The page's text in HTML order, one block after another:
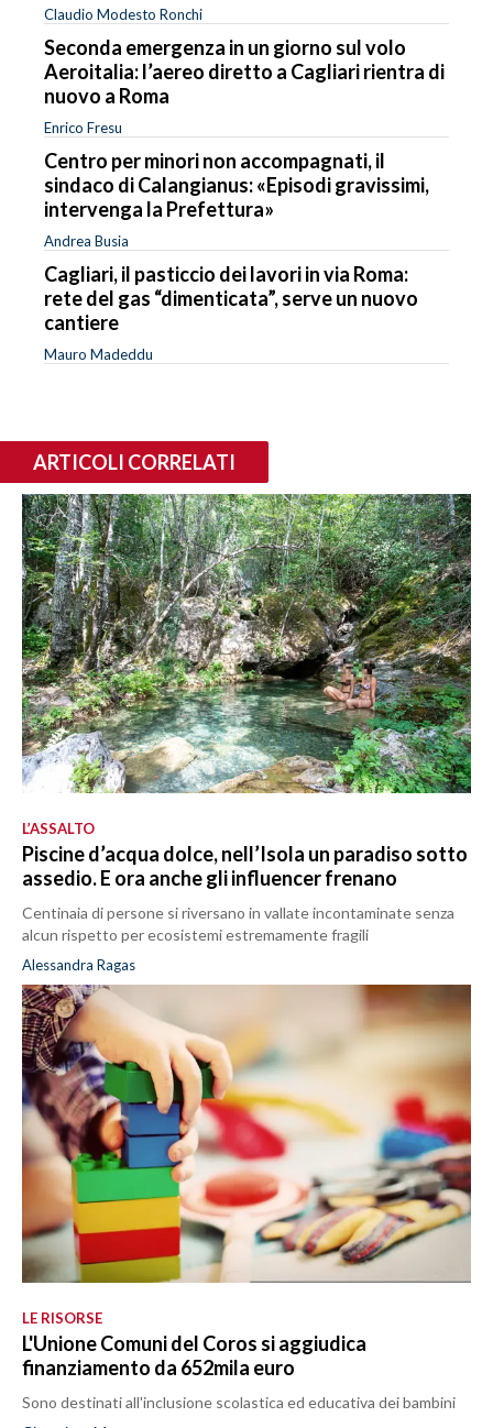
Claudio Modesto Ronchi
Seconda emergenza in un giorno sul volo
Aeroitalia: l’aereo diretto a Cagliari rientra di
nuovo a Roma
Enrico Fresu
Centro per minori non accompagnati, il
sindaco di Calangianus: «Episodi gravissimi,
intervenga la Prefettura»
Andrea Busia
Cagliari, il pasticcio dei lavori in via Roma:
rete del gas “dimenticata”, serve un nuovo
cantiere
Mauro Madeddu
ARTICOLI CORRELATI
L’ASSALTO
Piscine d’acqua dolce, nell’Isola un paradiso sotto
assedio. E ora anche gli influencer frenano
Centinaia di persone si riversano in vallate incontaminate senza
alcun rispetto per ecosistemi estremamente fragili
Alessandra Ragas
LE RISORSE
L'Unione Comuni del Coros si aggiudica
finanziamento da 652mila euro
Sono destinati all'inclusione scolastica ed educativa dei bambini